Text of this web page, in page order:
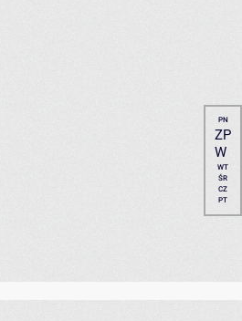
PN
ZP
W
WT
ŚR
CZ
PT